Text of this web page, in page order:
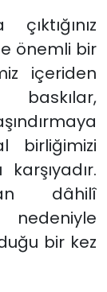
önemli bir
içeriden
birliğimizi
dâhilî
bir kez